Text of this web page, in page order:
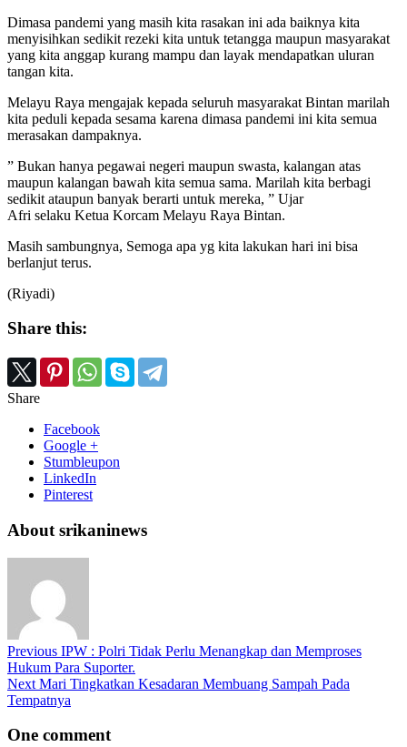
Dimasa pandemi yang masih kita rasakan ini ada baiknya kita
menyisihkan sedikit rezeki kita untuk tetangga maupun masyarakat
yang kita anggap kurang mampu dan layak mendapatkan uluran
tangan kita.
Melayu Raya mengajak kepada seluruh masyarakat Bintan marilah
kita peduli kepada sesama karena dimasa pandemi ini kita semua
merasakan dampaknya.
” Bukan hanya pegawai negeri maupun swasta, kalangan atas
maupun kalangan bawah kita semua sama. Marilah kita berbagi
sedikit ataupun banyak berarti untuk mereka, ” Ujar
Afri selaku Ketua Korcam Melayu Raya Bintan.
Masih sambungnya, Semoga apa yg kita lakukan hari ini bisa
berlanjut terus.
(Riyadi)
Share this:
Share
Facebook
Google +
Stumbleupon
LinkedIn
Pinterest
About srikaninews
Previous IPW : Polri Tidak Perlu Menangkap dan Memproses
Hukum Para Suporter.
Next Mari Tingkatkan Kesadaran Membuang Sampah Pada
Tempatnya
One comment